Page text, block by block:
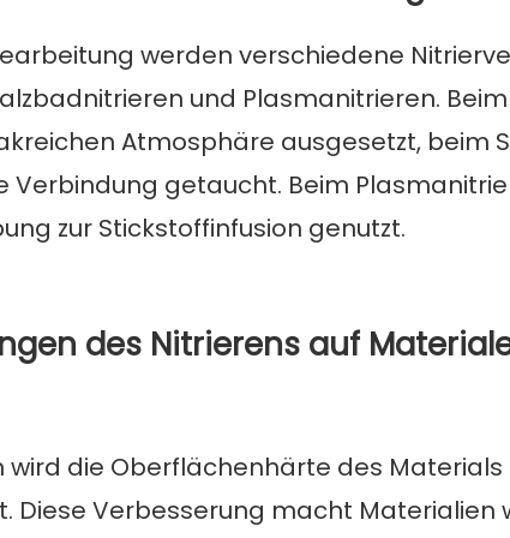
werden verschiedene
und Plasmanitrieren.
Atmosphäre ausgesetzt, beim
Verbindung getaucht. Beim
zur Stickstoffinfusion genutzt.
des Nitrierens auf
wird die Oberflächenhärte des
Diese Verbesserung macht